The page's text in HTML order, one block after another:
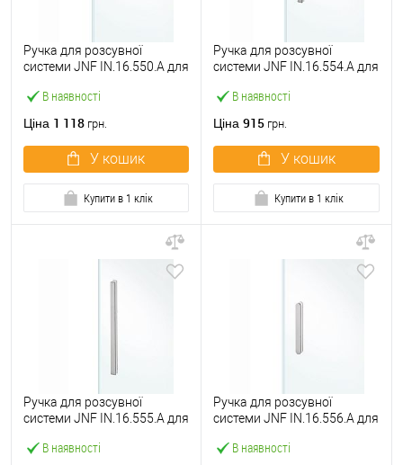
В наявності
Ручка для розсувної
системи JNF IN.16.550.A для
Ціна 1 118 грн.
У кошик
Купити в 1 клік
В наявності
Ручка для розсувної
системи JNF IN.16.554.A для
Ціна 915 грн.
У кошик
Купити в 1 клік
В наявності
Ручка для розсувної
системи JNF IN.16.555.A для
В наявності
Ручка для розсувної
системи JNF IN.16.556.A для